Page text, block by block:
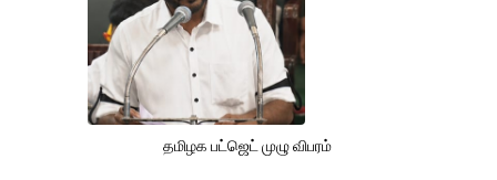
தமிழக பட்ஜெட் முழு விபரம்